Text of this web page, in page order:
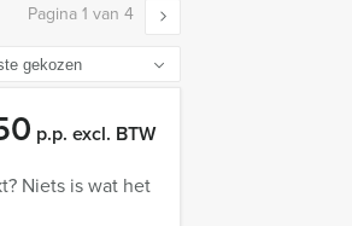
Pagina 1 van 4
p.p. excl. BTW
Niets is wat het